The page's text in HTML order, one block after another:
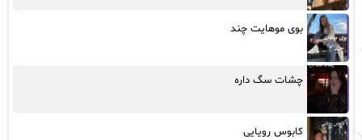
بوی موهایت چند
چشات سگ داره
کابوس رویایی